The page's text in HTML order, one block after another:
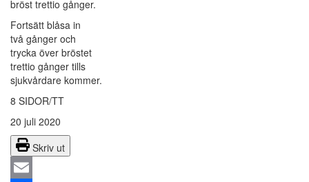
bröst trettio gånger.
Fortsätt blåsa in
två gånger och
trycka över bröstet
trettio gånger tills
sjukvårdare kommer.
8 SIDOR/TT
20 juli 2020
Skriv ut